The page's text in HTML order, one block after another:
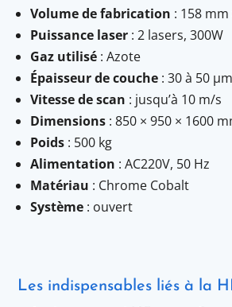
Volume de fabrication : 158
Puissance laser : 2 lasers, 300W
Gaz utilisé : Azote
Épaisseur de couche : 30 à 50 µm
Vitesse de scan : jusqu’à 10 m/s
Dimensions : 850 × 950 × 1600
Poids : 500 kg
Alimentation : AC220V, 50 Hz
Matériau : Chrome Cobalt
Système : ouvert
Les indispensables liés à la